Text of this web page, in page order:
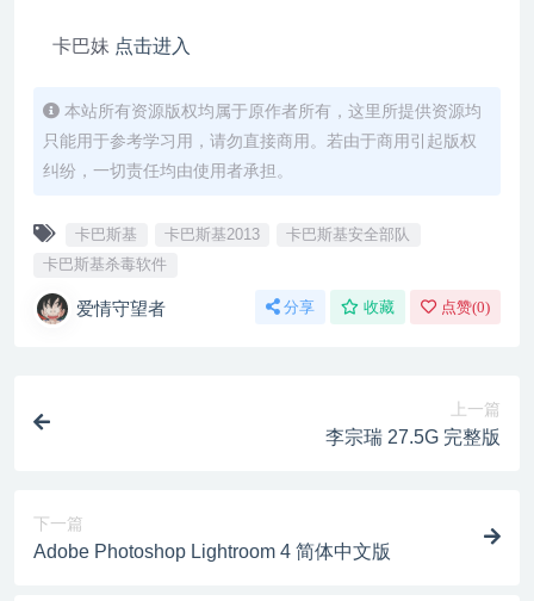
卡巴妹 点击进入
本站所有资源版权均属于原作者所有，这里所提供资源均
只能用于参考学习用，请勿直接商用。若由于商用引起版权
纠纷，一切责任均由使用者承担。
卡巴斯基 卡巴斯基2013
卡巴斯基安全部队
卡巴斯基杀毒软件
爱情守望者 分享 收藏 点赞(0)
上一篇
李宗瑞 27.5G 完整版
下一篇
Adobe Photoshop Lightroom 4 简体中文版